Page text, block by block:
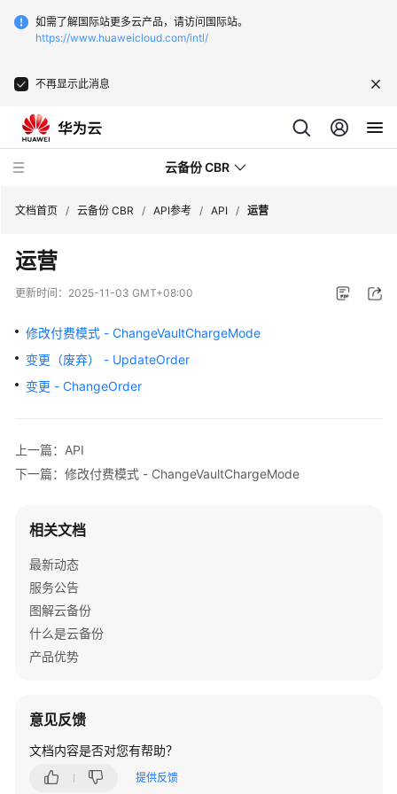
如需了解国际站更多云产品，请访问国际站。
https://www.huaweicloud.com/intl/
不再显示此消息
云备份 CBR
最
新
态
服
务
产
品
绍
计
费
说
快
门
文档首页 / 云备份 CBR / API参考 / API / 运营
运营
更新时间： 2025-11-03 GMT+08:00
修改付费模式 - ChangeVaultChargeMode
变更（废弃） - UpdateOrder
变更 - ChangeOrder
上一篇：API
下一篇：修改付费模式 - ChangeVaultChargeMode
相关文档
最新动态
服务公告
图解云备份
什么是云备份
产品优势
意见反馈
文档内容是否对您有帮助？
提供反馈